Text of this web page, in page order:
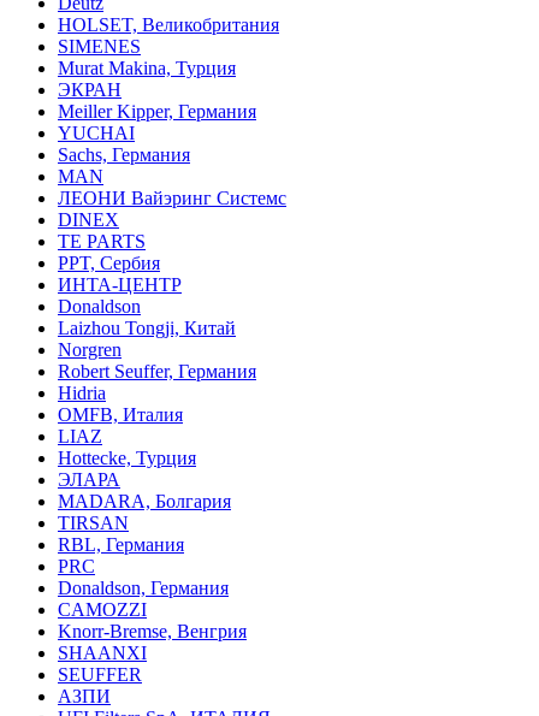
HOLSET, Великобритания
SIMENES
Murat Makina, Турция
ЭКРАН
Meiller Kipper, Германия
YUCHAI
Sachs, Германия
MAN
ЛЕОНИ Вайэринг Системс
DINEX
TE PARTS
PPT, Сербия
ИНТА-ЦЕНТР
Donaldson
Laizhou Tongji, Китай
Norgren
Robert Seuffer, Германия
Hidria
OMFB, Италия
LIAZ
Hottecke, Турция
ЭЛАРА
MADARA, Болгария
TIRSAN
RBL, Германия
PRC
Donaldson, Германия
CAMOZZI
Knorr-Bremse, Венгрия
SHAANXI
SEUFFER
АЗПИ